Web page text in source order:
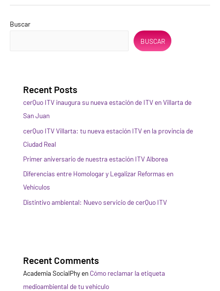
Buscar
BUSCAR
Recent Posts
cerQuo ITV inaugura su nueva estación de ITV en Villarta de
San Juan
cerQuo ITV Villarta: tu nueva estación ITV en la provincia de
Ciudad Real
Primer aniversario de nuestra estación ITV Alborea
Diferencias entre Homologar y Legalizar Reformas en
Vehículos
Distintivo ambiental: Nuevo servicio de cerQuo ITV
Recent Comments
Academia SocialPhyen Cómo reclamar la etiqueta
medioambiental de tu vehículo